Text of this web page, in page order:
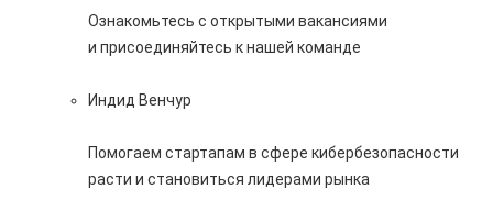
Ознакомьтесь с открытыми вакансиями
и присоединяйтесь к нашей команде
Индид Венчур
Помогаем стартапам в сфере кибербезопасности
расти и становиться лидерами рынка